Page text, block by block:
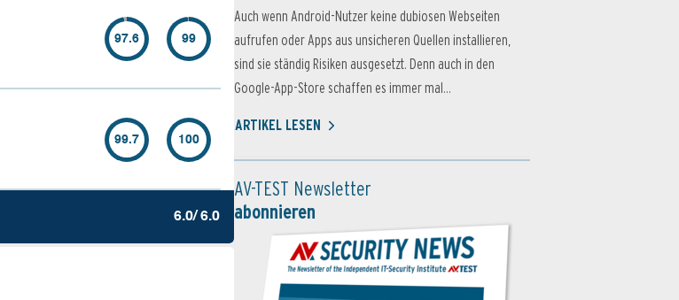
97.6 99
99.7 100
6.0/ 6.0
Auch wenn Android-Nutzer keine dubiosen Webseiten
aufrufen oder Apps aus unsicheren Quellen installieren,
sind sie ständig Risiken ausgesetzt. Denn auch in den
Google-App-Store schaffen es immer mal...
ARTIKEL LESEN
AV-TEST Newsletter
abonnieren